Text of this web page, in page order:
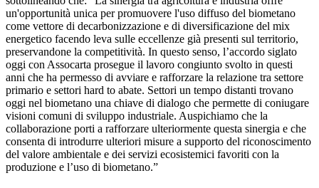
un'opportunità unica per promuovere l'uso diffuso del biometano
come vettore di decarbonizzazione e di diversificazione del mix
energetico facendo leva sulle eccellenze già presenti sul territorio,
preservandone la competitività. In questo senso, l’accordo siglato
oggi con Assocarta prosegue il lavoro congiunto svolto in questi
anni che ha permesso di avviare e rafforzare la relazione tra settore
primario e settori hard to abate. Settori un tempo distanti trovano
oggi nel biometano una chiave di dialogo che permette di coniugare
visioni comuni di sviluppo industriale. Auspichiamo che la
collaborazione porti a rafforzare ulteriormente questa sinergia e che
consenta di introdurre ulteriori misure a supporto del riconoscimento
del valore ambientale e dei servizi ecosistemici favoriti con la
produzione e l’uso di biometano.”